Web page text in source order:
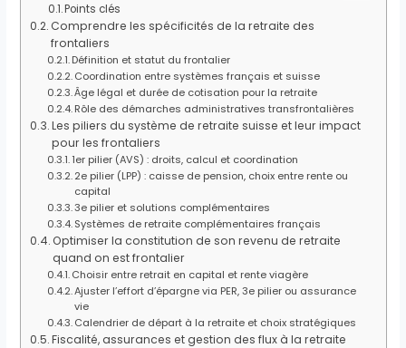
Points clés
Comprendre les spécificités de la retraite des
frontaliers
Définition et statut du frontalier
Coordination entre systèmes français et suisse
Âge légal et durée de cotisation pour la retraite
Rôle des démarches administratives transfrontalières
Les piliers du système de retraite suisse et leur impact
pour les frontaliers
1er pilier (AVS) : droits, calcul et coordination
2e pilier (LPP) : caisse de pension, choix entre rente ou
capital
3e pilier et solutions complémentaires
Systèmes de retraite complémentaires français
Optimiser la constitution de son revenu de retraite
quand on est frontalier
Choisir entre retrait en capital et rente viagère
Ajuster l’effort d’épargne via PER, 3e pilier ou assurance
vie
Calendrier de départ à la retraite et choix stratégiques
Fiscalité, assurances et gestion des flux à la retraite